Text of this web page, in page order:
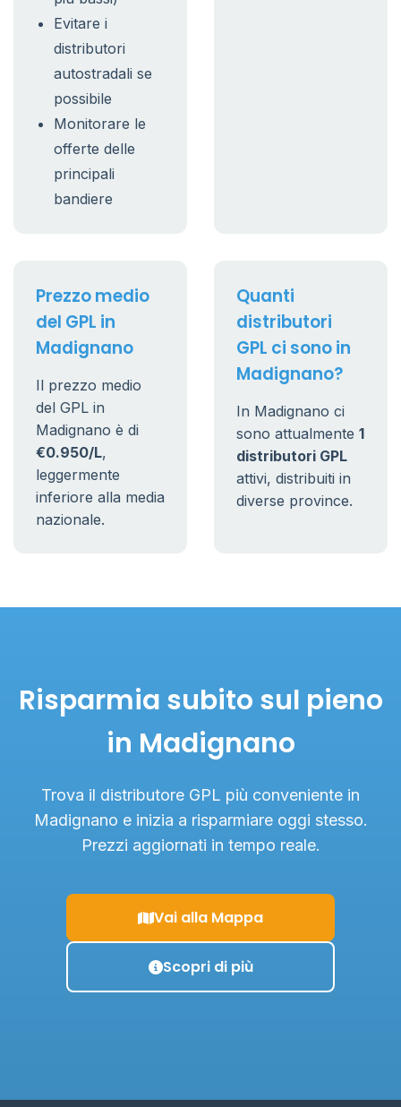
Evitare i
distributori
autostradali se
possibile
Monitorare le
offerte delle
principali
bandiere
Prezzo medio
del GPL in
Madignano
Il prezzo medio
del GPL in
Madignano è di
€0.950/L,
leggermente
inferiore alla media
nazionale.
Quanti
distributori
GPL ci sono in
Madignano?
In Madignano ci
sono attualmente 1
distributori GPL
attivi, distribuiti in
diverse province.
Risparmia subito sul pieno
in Madignano
Trova il distributore GPL più conveniente in
Madignano e inizia a risparmiare oggi stesso.
Prezzi aggiornati in tempo reale.
Vai alla Mappa
Scopri di più